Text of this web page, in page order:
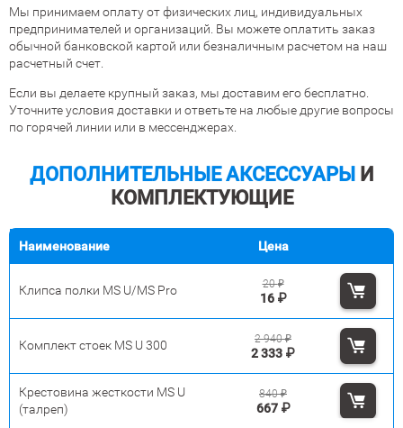
Мы принимаем оплату от физических лиц, индивидуальных
предпринимателей и организаций. Вы можете оплатить заказ
обычной банковской картой или безналичным расчетом на наш
расчетный счет.
Если вы делаете крупный заказ, мы доставим его бесплатно.
Уточните условия доставки и ответьте на любые другие вопросы
по горячей линии или в мессенджерах.
ДОПОЛНИТЕЛЬНЫЕ АКСЕССУАРЫ И
КОМПЛЕКТУЮЩИЕ
Наименование Цена
Клипса полки MS U/MS Pro
16 ₽
20₽
Комплект стоек MS U 300
2 333 ₽
2 940₽
Крестовина жесткости MS U
(талреп)
667 ₽
840₽